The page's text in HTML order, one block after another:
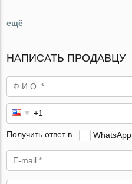
ещё
НАПИСАТЬ ПРОДАВЦУ
Получить ответ в WhatsApp